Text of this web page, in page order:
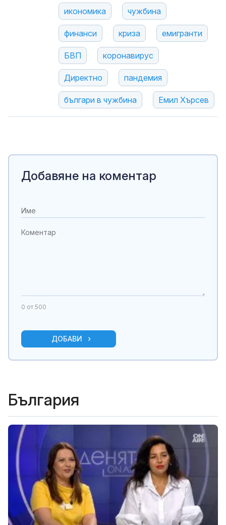
икономика чужбина
финанси криза емигранти
БВП коронавирус
Директно пандемия
българи в чужбина Емил Хърсев
Добавяне на коментар
0 от 500
ДОБАВИ
България